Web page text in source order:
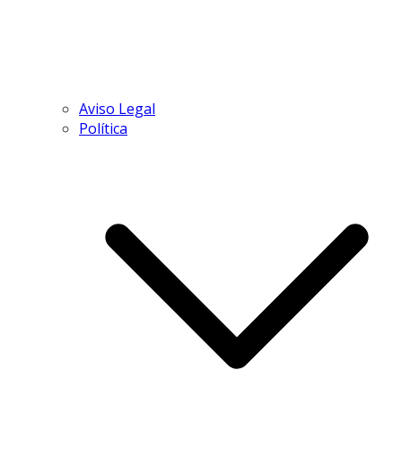
Aviso Legal
Política